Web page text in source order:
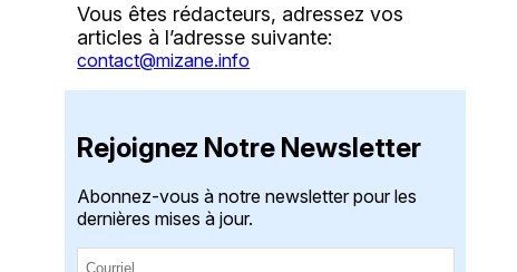
Vous êtes rédacteurs, adressez vos
articles à l’adresse suivante:
contact@mizane.info
Rejoignez Notre Newsletter
Abonnez-vous à notre newsletter pour les
dernières mises à jour.